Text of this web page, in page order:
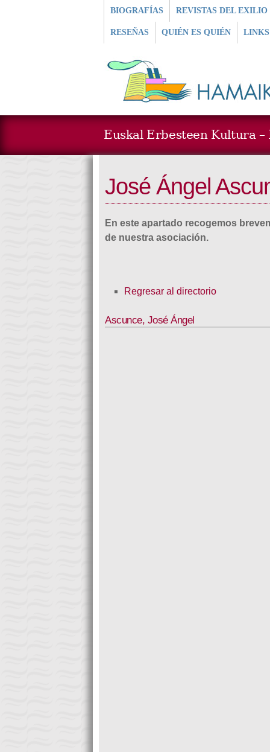
BIOGRAFÍAS REVISTAS DEL EXILIO
RESEÑAS QUIÉN ES QUIÉN LINKS
Euskal Erbesteen Kultura –
José Ángel
En este apartado recogemos
de nuestra asociación.
Regresar al directorio
Ascunce, José Ángel